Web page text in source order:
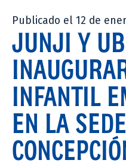
Publicado el 12 de
JUNJI Y
INFANTIL
EN LA SEDE